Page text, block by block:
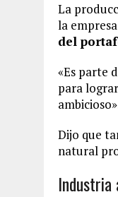
La
la
del
«Es parte
para
Dijo que
natural
Industria